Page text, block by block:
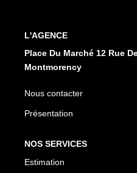
L'AGENCE
Place Du Marché 12 Rue
Montmorency
Nous contacter
Présentation
NOS SERVICES
Estimation